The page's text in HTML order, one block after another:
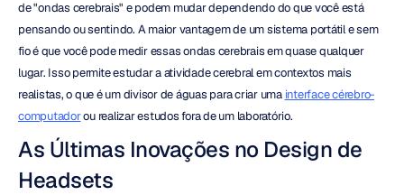
de "ondas cerebrais" e podem mudar dependendo do que você está
pensando ou sentindo. A maior vantagem de um sistema portátil e sem
fio é que você pode medir essas ondas cerebrais em quase qualquer
lugar. Isso permite estudar a atividade cerebral em contextos mais
realistas, o que é um divisor de águas para criar uma interface cérebro-
computador ou realizar estudos fora de um laboratório.
As Últimas Inovações no Design de
Headsets